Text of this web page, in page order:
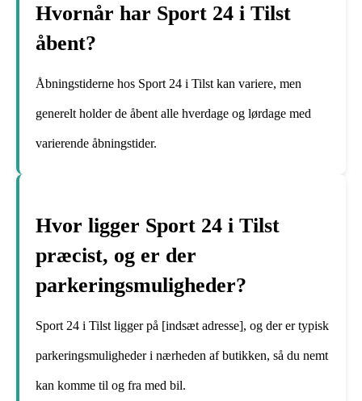
Hvornår har Sport 24 i Tilst
åbent?
Åbningstiderne hos Sport 24 i Tilst kan variere, men
generelt holder de åbent alle hverdage og lørdage med
varierende åbningstider.
Hvor ligger Sport 24 i Tilst
præcist, og er der
parkeringsmuligheder?
Sport 24 i Tilst ligger på [indsæt adresse], og der er typisk
parkeringsmuligheder i nærheden af butikken, så du nemt
kan komme til og fra med bil.